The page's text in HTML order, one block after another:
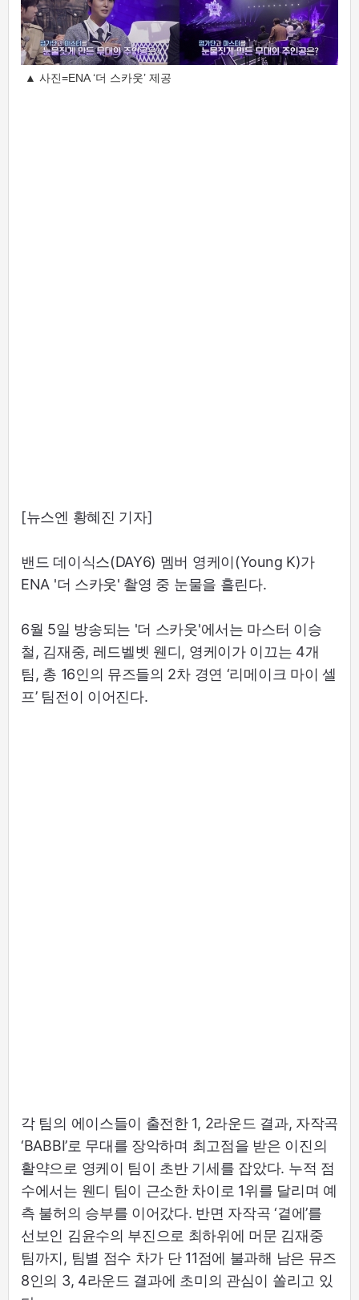
▲ 사진=ENA ‘더 스카웃’ 제공
[뉴스엔 황혜진 기자]
밴드 데이식스(DAY6) 멤버 영케이(Young K)가
ENA '더 스카웃' 촬영 중 눈물을 흘린다.
6월 5일 방송되는 '더 스카웃'에서는 마스터 이승
철, 김재중, 레드벨벳 웬디, 영케이가 이끄는 4개
팀, 총 16인의 뮤즈들의 2차 경연 ‘리메이크 마이 셀
프’ 팀전이 이어진다.
각 팀의 에이스들이 출전한 1, 2라운드 결과, 자작곡
‘BABBI’로 무대를 장악하며 최고점을 받은 이진의
활약으로 영케이 팀이 초반 기세를 잡았다. 누적 점
수에서는 웬디 팀이 근소한 차이로 1위를 달리며 예
측 불허의 승부를 이어갔다. 반면 자작곡 ‘곁에’를
선보인 김윤수의 부진으로 최하위에 머문 김재중
팀까지, 팀별 점수 차가 단 11점에 불과해 남은 뮤즈
8인의 3, 4라운드 결과에 초미의 관심이 쏠리고 있